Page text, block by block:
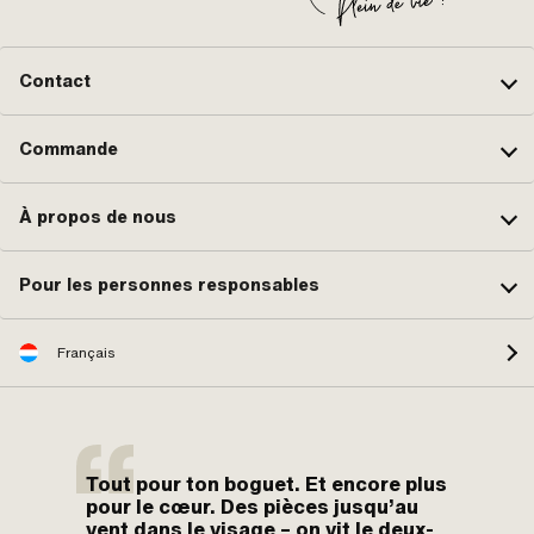
Contact
Commande
À propos de nous
Pour les personnes responsables
Français
Tout pour ton boguet. Et encore plus
pour le cœur. Des pièces jusqu’au